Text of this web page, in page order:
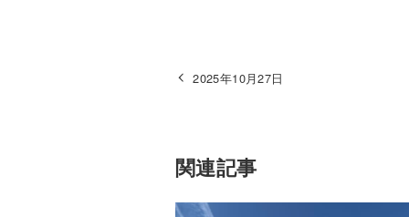
2025年10月27日
関連記事